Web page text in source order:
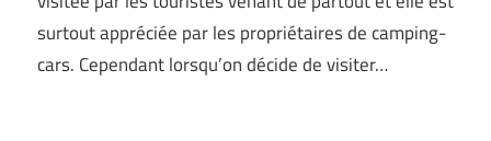
surtout appréciée par les propriétaires de camping-
cars. Cependant lorsqu’on décide de visiter…